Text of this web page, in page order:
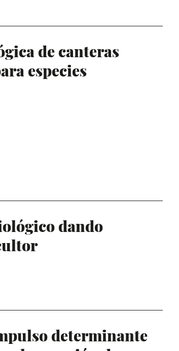
de canteras
especies
dando
determinante